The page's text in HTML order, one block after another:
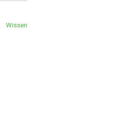
Wissen